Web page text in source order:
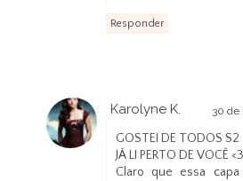
Responder
Karolyne K. 30 de
GOSTEI DE TODOS S2
JÁ LI PERTO DE VOCÊ
Claro que essa